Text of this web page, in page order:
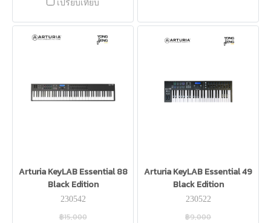
เปรียบเทียบ
Arturia KeyLAB Essential 88
Black Edition
230542
฿15,000
Arturia KeyLAB Essential 49
Black Edition
230522
฿9,000